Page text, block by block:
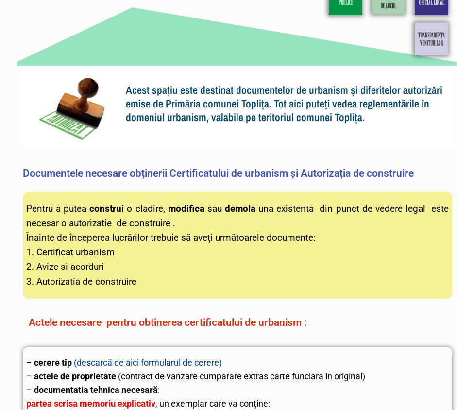
Acest spațiu este destinat documentelor de urbanism și diferitelor autorizări
emise de Primăria comunei Toplița. Tot aici puteți vedea reglementările în
domeniul urbanism, valabile pe teritoriul comunei Toplița.
Documentele necesare obținerii Certificatului de urbanism și Autorizația de construire
Pentru a puteaconstrui o cladire, modificasau demola una existenta din punct de vedere legal este
necesar o autorizatie de construire .
Înainte de începerea lucrărilor trebuie să aveți următoarele documente:
1. Certificat urbanism
2. Avize si acorduri
3. Autorizatia de construire
Actele necesare pentru obtinerea certificatului de urbanism :
– cerere tip (descarcă de aici formularul de cerere)
– actele de proprietate (contract de vanzare cumparare extras carte funciara in original)
– documentatia tehnica necesară:
partea scrisa memoriu explicativ, un exemplar care va conține: